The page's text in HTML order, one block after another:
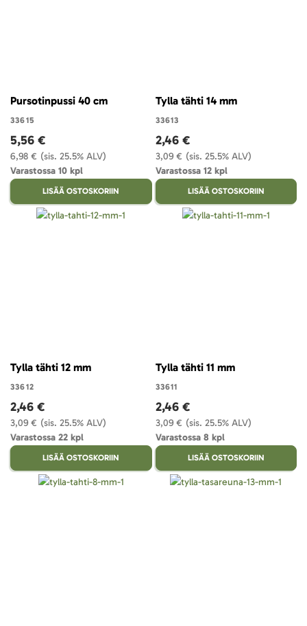
Pursotinpussi 40 cm
33615
(sis. 25.5% ALV)
6,98 €
5,56 €
Varastossa 10 kpl
LISÄÄ OSTOSKORIIN
Tylla tähti 14 mm
33613
(sis. 25.5% ALV)
3,09 €
2,46 €
Varastossa 12 kpl
LISÄÄ OSTOSKORIIN
Tylla tähti 12 mm
33612
(sis. 25.5% ALV)
3,09 €
2,46 €
Varastossa 22 kpl
LISÄÄ OSTOSKORIIN
Tylla tähti 11 mm
33611
(sis. 25.5% ALV)
3,09 €
2,46 €
Varastossa 8 kpl
LISÄÄ OSTOSKORIIN